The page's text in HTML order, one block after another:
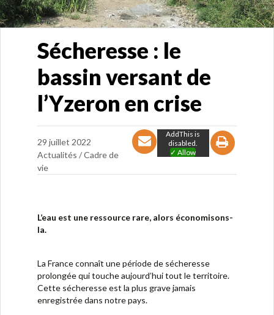
Sécheresse : le
bassin versant de
l’Yzeron en crise
29 juillet 2022
Actualités /Cadre de
vie
AddThis is
disabled.
✓ Allow
L’eau est une ressource rare, alors économisons-
la.
La France connaît une période de sécheresse
prolongée qui touche aujourd’hui tout le territoire.
Cette sécheresse est la plus grave jamais
enregistrée dans notre pays.